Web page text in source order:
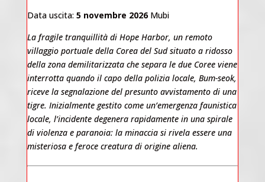
Data uscita: 5 novembre 2026 Mubi
La fragile tranquillità di Hope Harbor, un remoto
villaggio portuale della Corea del Sud situato a ridosso
della zona demilitarizzata che separa le due Coree viene
interrotta quando il capo della polizia locale, Bum-seok,
riceve la segnalazione del presunto avvistamento di una
tigre. Inizialmente gestito come un’emergenza faunistica
locale, l’incidente degenera rapidamente in una spirale
di violenza e paranoia: la minaccia si rivela essere una
misteriosa e feroce creatura di origine aliena.